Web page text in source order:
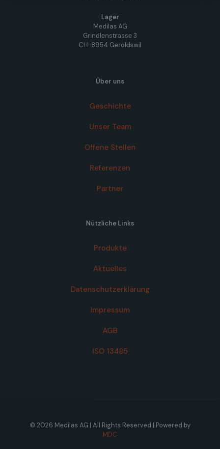
Lager
Medilas AG
Grindlenstrasse 3
CH-8954 Geroldswil
Über uns
Geschichte
Unser Team
Offene Stellen
Referenzen
Partner
Nützliche Links
Produkte
Aktuelles
Datenschutzerklärung
Impressum
AGB
ISO 13485
© 2026 Medilas AG | All Rights Reserved | Powered by
MDC